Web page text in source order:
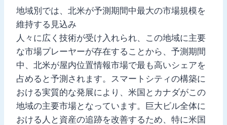
地域別では、北米が予測期間中最大の市場規模を
維持する見込み
人々に広く技術が受け入れられ、この地域に主要
な市場プレーヤーが存在することから、予測期間
中、北米が屋内位置情報市場で最も高いシェアを
占めると予測されます。スマートシティの構築に
おける実質的な発展により、米国とカナダがこの
地域の主要市場となっています。巨大ビル全体に
おける人と資産の追跡を改善するため、特に米国